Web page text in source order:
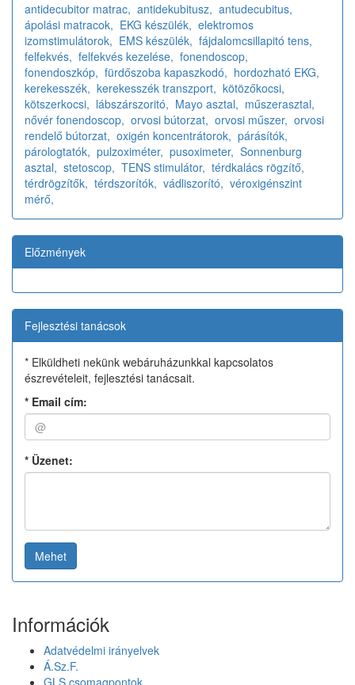
antidecubitor matrac, antidekubitusz, antudecubitus,
ápolási matracok, EKG készülék, elektromos
izomstimulátorok, EMS készülék, fájdalomcsillapitó tens,
felfekvés, felfekvés kezelése, fonendoscop,
fonendoszkóp, fürdőszoba kapaszkodó, hordozható EKG,
kerekesszék, kerekesszék transzport, kötözőkocsi,
kötszerkocsi, lábszárszoritó, Mayo asztal, műszerasztal,
nővér fonendoscop, orvosi bútorzat, orvosi műszer, orvosi
rendelő bútorzat, oxigén koncentrátorok, párásítók,
párologtatók, pulzoximéter, pusoximeter, Sonnenburg
asztal, stetoscop, TENS stimulátor, térdkalács rögzítő,
térdrögzítők, térdszorítók, vádliszorító, véroxigénszint
mérő,
Előzmények
Fejlesztési tanácsok
* Elküldheti nekünk webáruházunkkal kapcsolatos
észrevételeit, fejlesztési tanácsait.
* Email cím:
* Üzenet:
Mehet
Információk
Adatvédelmi irányelvek
Á.Sz.F.
GLS csomagpontok